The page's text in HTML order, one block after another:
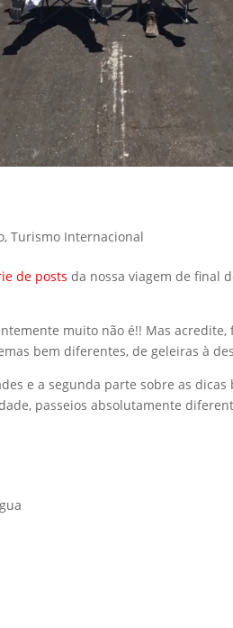
,Turismo Internacional
de posts da nossa viagem de final
muito não é!! Mas
bem diferentes, de geleiras à
e a segunda parte sobre as
passeios absolutamente